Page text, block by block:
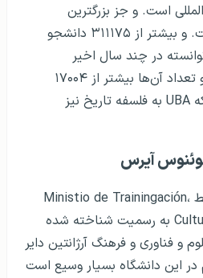
است. و جز بزرگترین
کالج‌های موسسه UBA است. و بیشتر از ۳۱۱۱۷۵ دانشجو
در چند سال اخیر
دانشجوی زیادی را بپذیرد و تعداد آن‌ها بیشتر از ۱۷۰۰۴
می‌شود. لازم به ذکر است که UBA به فلسفه تاریخ نیز
آیرس
دانشگاه بئنوس آیرس توسط Ministio de Trainingación،
Cultura، Ciencia y Tecnología به رسمیت شناخته شده
و فناوری و فرهنگ آرژانتین دایر
این دانشگاه بسیار وسیع است